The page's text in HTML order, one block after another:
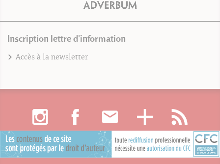
Inscription lettre d'information
Accès à la newsletter